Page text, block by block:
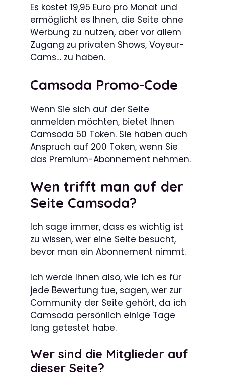
Es kostet 19,95 Euro pro Monat und
ermöglicht es Ihnen, die Seite ohne
Werbung zu nutzen, aber vor allem
Zugang zu privaten Shows, Voyeur-
Cams… zu haben.
Camsoda Promo-Code
Wenn Sie sich auf der Seite
anmelden möchten, bietet Ihnen
Camsoda 50 Token. Sie haben auch
Anspruch auf 200 Token, wenn Sie
das Premium-Abonnement nehmen.
Wen trifft man auf der
Seite Camsoda?
Ich sage immer, dass es wichtig ist
zu wissen, wer eine Seite besucht,
bevor man ein Abonnement nimmt.
Ich werde Ihnen also, wie ich es für
jede Bewertung tue, sagen, wer zur
Community der Seite gehört, da ich
Camsoda persönlich einige Tage
lang getestet habe.
Wer sind die Mitglieder auf
dieser Seite?